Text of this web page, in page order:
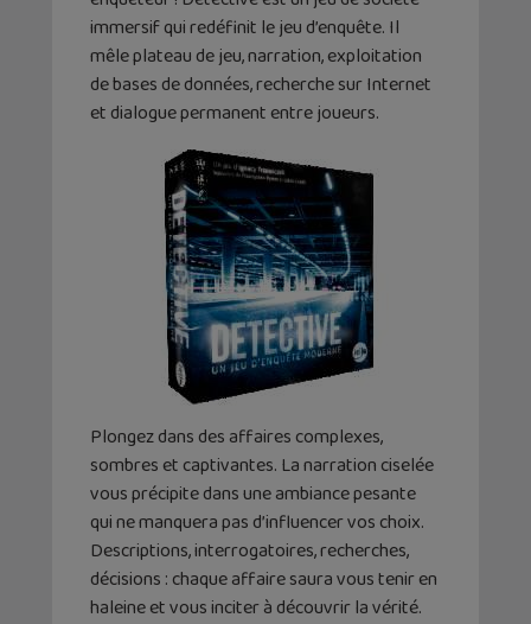
immersif qui redéfinit le jeu d’enquête. Il
mêle plateau de jeu, narration, exploitation
de bases de données, recherche sur Internet
et dialogue permanent entre joueurs.
Plongez dans des affaires complexes,
sombres et captivantes. La narration ciselée
vous précipite dans une ambiance pesante
qui ne manquera pas d’influencer vos choix.
Descriptions, interrogatoires, recherches,
décisions : chaque affaire saura vous tenir en
haleine et vous inciter à découvrir la vérité.